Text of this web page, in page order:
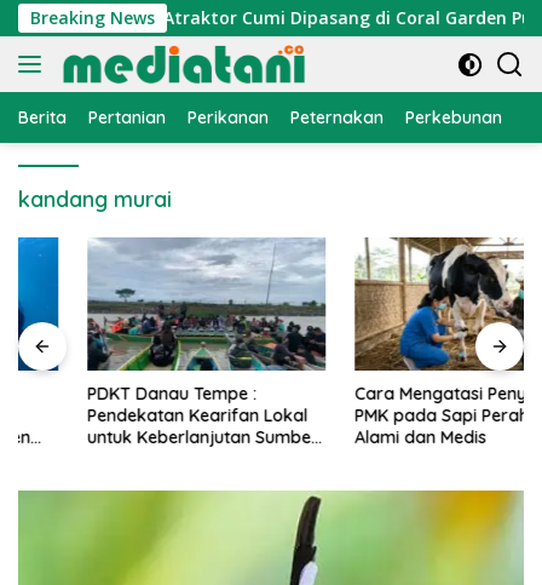
Langsung
ke
konten
Breaking News
Nelayan, Atraktor Cumi Dipasang di Coral Garden Pulau
Berita Pertanian Perikanan Peternakan Perkebunan
kandang murai
PDKT Danau Tempe :
Pendekatan Kearifan Lokal
untuk Keberlanjutan Sumber
Cara Mengatasi Penyakit
PMK pada Sapi Perah Secara
Alami dan Medis